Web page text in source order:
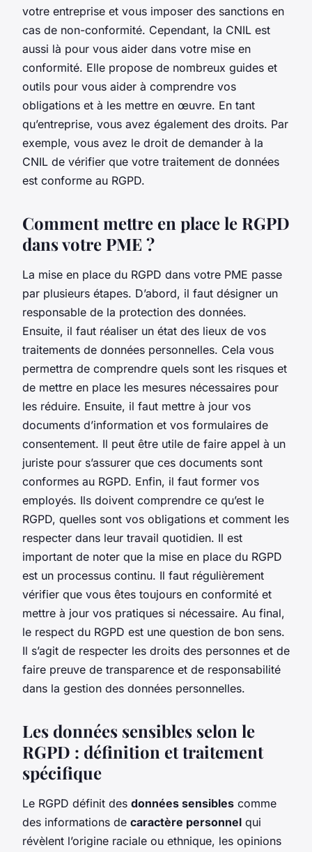
votre entreprise et vous imposer des sanctions en
cas de non-conformité. Cependant, la CNIL est
aussi là pour vous aider dans votre mise en
conformité. Elle propose de nombreux guides et
outils pour vous aider à comprendre vos
obligations et à les mettre en œuvre. En tant
qu’entreprise, vous avez également des droits. Par
exemple, vous avez le droit de demander à la
CNIL de vérifier que votre traitement de données
est conforme au RGPD.
Comment mettre en place le RGPD
dans votre PME ?
La mise en place du RGPD dans votre PME passe
par plusieurs étapes. D’abord, il faut désigner un
responsable de la protection des données.
Ensuite, il faut réaliser un état des lieux de vos
traitements de données personnelles. Cela vous
permettra de comprendre quels sont les risques et
de mettre en place les mesures nécessaires pour
les réduire. Ensuite, il faut mettre à jour vos
documents d’information et vos formulaires de
consentement. Il peut être utile de faire appel à un
juriste pour s’assurer que ces documents sont
conformes au RGPD. Enfin, il faut former vos
employés. Ils doivent comprendre ce qu’est le
RGPD, quelles sont vos obligations et comment les
respecter dans leur travail quotidien. Il est
important de noter que la mise en place du RGPD
est un processus continu. Il faut régulièrement
vérifier que vous êtes toujours en conformité et
mettre à jour vos pratiques si nécessaire. Au final,
le respect du RGPD est une question de bon sens.
Il s’agit de respecter les droits des personnes et de
faire preuve de transparence et de responsabilité
dans la gestion des données personnelles.
Les données sensibles selon le
RGPD : définition et traitement
spécifique
Le RGPD définit des données sensibles comme
des informations de caractère personnel qui
révèlent l’origine raciale ou ethnique, les opinions